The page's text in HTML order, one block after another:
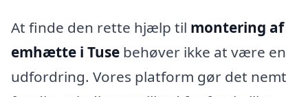
At finde den rette hjælp til montering af
emhætte i Tuse behøver ikke at være en
udfordring. Vores platform gør det nemt